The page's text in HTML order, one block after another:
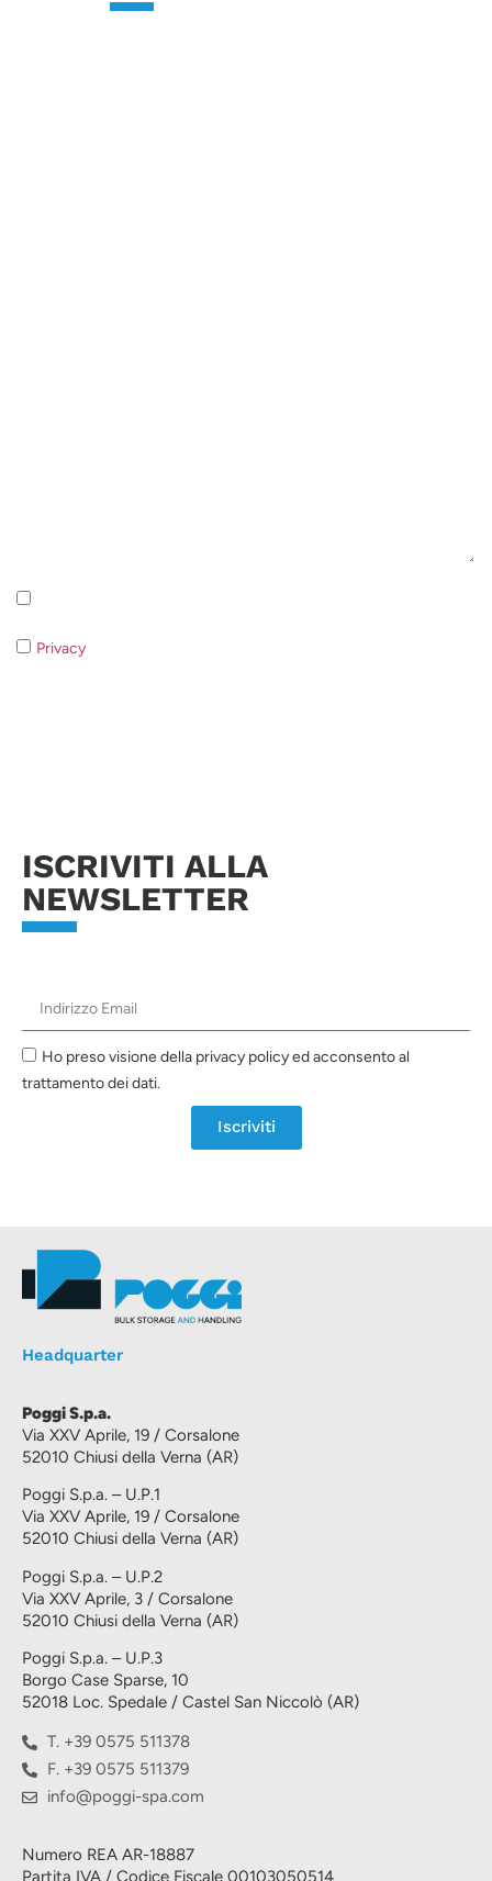
Privacy
ISCRIVITI ALLA
NEWSLETTER
Ho preso visione della privacy policy ed acconsento al
trattamento dei dati.
Iscriviti
Headquarter
Poggi S.p.a.
Via XXV Aprile, 19 / Corsalone
52010 Chiusi della Verna (AR)
Poggi S.p.a. – U.P.1
Via XXV Aprile, 19 / Corsalone
52010 Chiusi della Verna (AR)
Poggi S.p.a. – U.P.2
Via XXV Aprile, 3 / Corsalone
52010 Chiusi della Verna (AR)
Poggi S.p.a. – U.P.3
Borgo Case Sparse, 10
52018 Loc. Spedale / Castel San Niccolò (AR)
T. +39 0575 511378
F. +39 0575 511379
info@poggi-spa.com
Numero REA AR-18887